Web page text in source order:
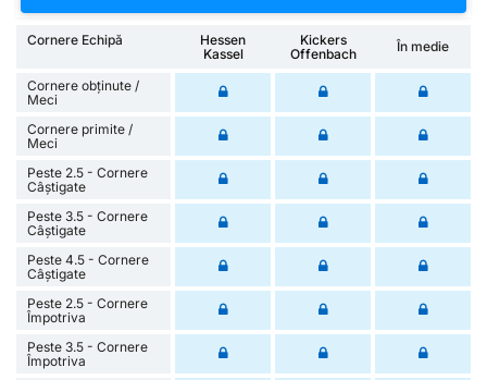
Cornere Echipă
Hessen
Kassel
Kickers
Offenbach
În medie
Cornere obținute /
Meci
Cornere primite /
Meci
Peste 2.5 - Cornere
Câștigate
Peste 3.5 - Cornere
Câștigate
Peste 4.5 - Cornere
Câștigate
Peste 2.5 - Cornere
Împotriva
Peste 3.5 - Cornere
Împotriva